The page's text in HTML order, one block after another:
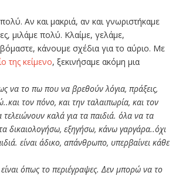
Αν και μακριά, αν και γνωριστήκαμε
μιλάμε πολύ. Κλαίμε, γελάμε,
κάνουμε σχέδια για το αύριο. Με
της κείμενο, ξεκινήσαμε ακόμη μια
να το πω που να βρεθούν λόγια, πράξεις,
τον πόνο, και την ταλαιπωρία, και τον
καλά για τα παιδιά. όλα να τα
δικαιολογήσω, εξηγήσω, κάνω γαργάρα..όχι
είναι άδικο, απάνθρωπο, υπερβαίνει κάθε
όπως το περιέγραψες. Δεν μπορώ να το